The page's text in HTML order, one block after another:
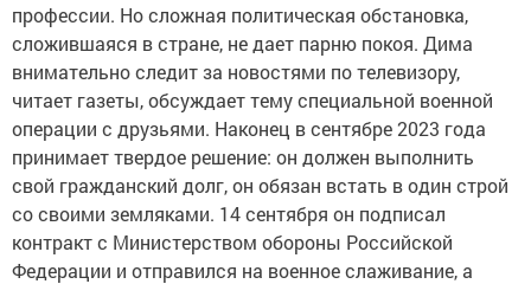
профессии. Но сложная политическая обстановка,
сложившаяся в стране, не дает парню покоя. Дима
внимательно следит за новостями по телевизору,
читает газеты, обсуждает тему специальной военной
операции с друзьями. Наконец в сентябре 2023 года
принимает твердое решение: он должен выполнить
свой гражданский долг, он обязан встать в один строй
со своими земляками. 14 сентября он подписал
контракт с Министерством обороны Российской
Федерации и отправился на военное слаживание, а